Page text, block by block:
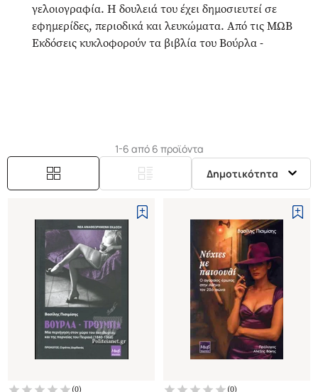
γελοιογραφία. Η δουλειά του έχει δημοσιευτεί σε
εφημερίδες, περιοδικά και λευκώματα. Από τις ΜΩΒ
Εκδόσεις κυκλοφορούν τα βιβλία του Βούρλα -
1-6 από 6 προϊόντα
Δημοτικότητα
(0) (0)